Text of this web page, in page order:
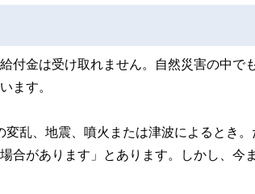
付金は受け取れません。自然災害の中で
ます。
乱、地震、噴火または津波によるとき。
合があります」とあります。しかし、今